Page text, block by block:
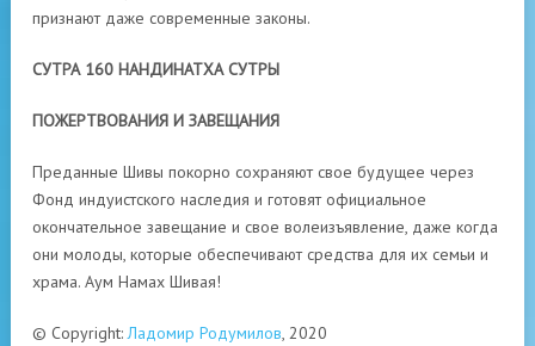
признают даже современные законы.
СУТРА 160 НАНДИНАТХА СУТРЫ
ПОЖЕРТВОВАНИЯ И ЗАВЕЩАНИЯ
Преданные Шивы покорно сохраняют свое будущее через
Фонд индуистского наследия и готовят официальное
окончательное завещание и свое волеизъявление, даже когда
они молоды, которые обеспечивают средства для их семьи и
храма. Аум Намах Шивая!
© Copyright:Ладомир Родумилов, 2020